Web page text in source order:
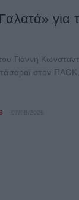
για
Γιάννη
στον